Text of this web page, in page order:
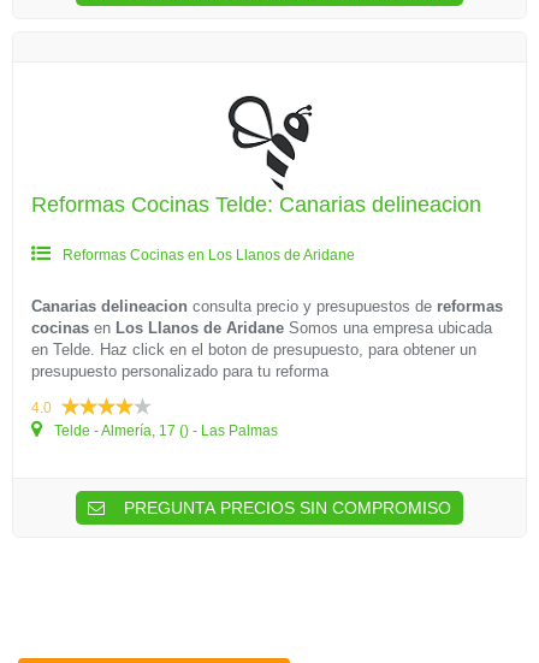
Reformas Cocinas Telde: Canarias delineacion
Reformas Cocinas en Los Llanos de Aridane
Canarias delineacion consulta precio y presupuestos de reformas
cocinas en Los Llanos de Aridane Somos una empresa ubicada
en Telde. Haz click en el boton de presupuesto, para obtener un
presupuesto personalizado para tu reforma
4.0
Telde - Almería, 17 () - Las Palmas
PREGUNTA PRECIOS SIN COMPROMISO